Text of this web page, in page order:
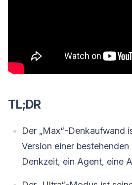
TL;DR
Der „Max“-Denkaufwand
Version einer
Denkzeit, ein Agent, eine